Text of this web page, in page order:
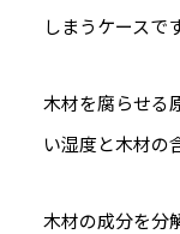
しまうケースで
木材を腐らせる
い湿度と木材の
木材の成分を分